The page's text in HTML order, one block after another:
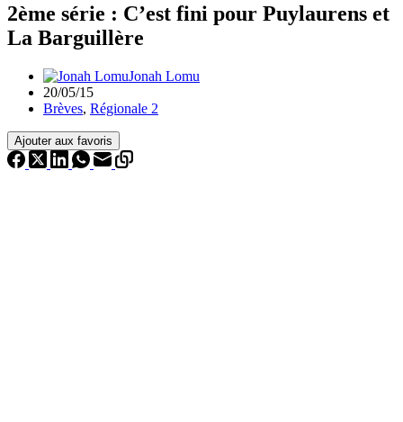
2ème série : C’est fini pour Puylaurens et
La Barguillère
Jonah Lomu
20/05/15
Brèves, Régionale 2
Ajouter aux favoris